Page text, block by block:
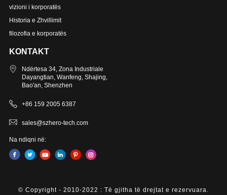
vizioni i korporatës
Historia e Zhvillimit
filozofia e korporatës
KONTAKT
Ndërtesa 34, Zona Industriale
Dayangtian, Wanfeng, Shajing,
Bao'an, Shenzhen
+86 159 2005 6387
sales@szhero-tech.com
Na ndiqni në:
© Copyright - 2010-2022 : Të gjitha të drejtat e rezervuara.